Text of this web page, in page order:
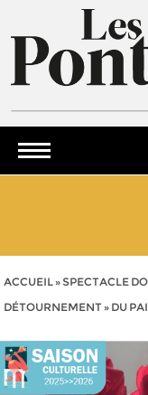
ACCUEIL» SPECTACLE
DÉTOURNEMENT» DU